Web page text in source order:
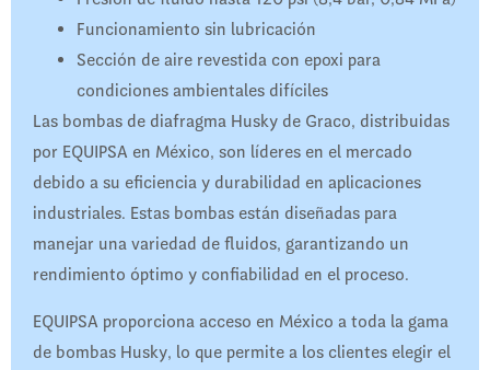
Funcionamiento sin lubricación
Sección de aire revestida con epoxi para
condiciones ambientales difíciles
Las bombas de diafragma Husky de Graco, distribuidas
por EQUIPSA en México, son líderes en el mercado
debido a su eficiencia y durabilidad en aplicaciones
industriales. Estas bombas están diseñadas para
manejar una variedad de fluidos, garantizando un
rendimiento óptimo y confiabilidad en el proceso.
EQUIPSA proporciona acceso en México a toda la gama
de bombas Husky, lo que permite a los clientes elegir el